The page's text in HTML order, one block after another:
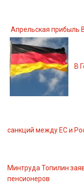
Апрельская прибыль
В
санкций между ЕС и
Минтруда Топилин
пенсионеров